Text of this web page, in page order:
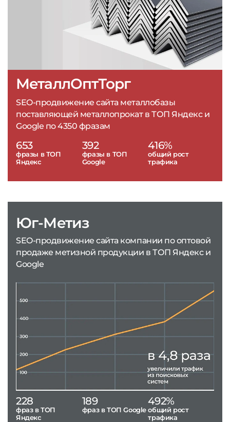
МеталлОптТорг
SEO-продвижение сайта металлобазы
поставляющей металлопрокат в ТОП Яндекс и
Google по 4350 фразам
653
фразы в ТОП
Яндекс
392
фразы в ТОП
Google
416%
общий рост
трафика
Юг-Метиз
SEO-продвижение сайта компании по оптовой
продаже метизной продукции в ТОП Яндекс и
Google
228
фраз в ТОП
Яндекс
189
фраз в ТОП Google
492%
общий рост
трафика